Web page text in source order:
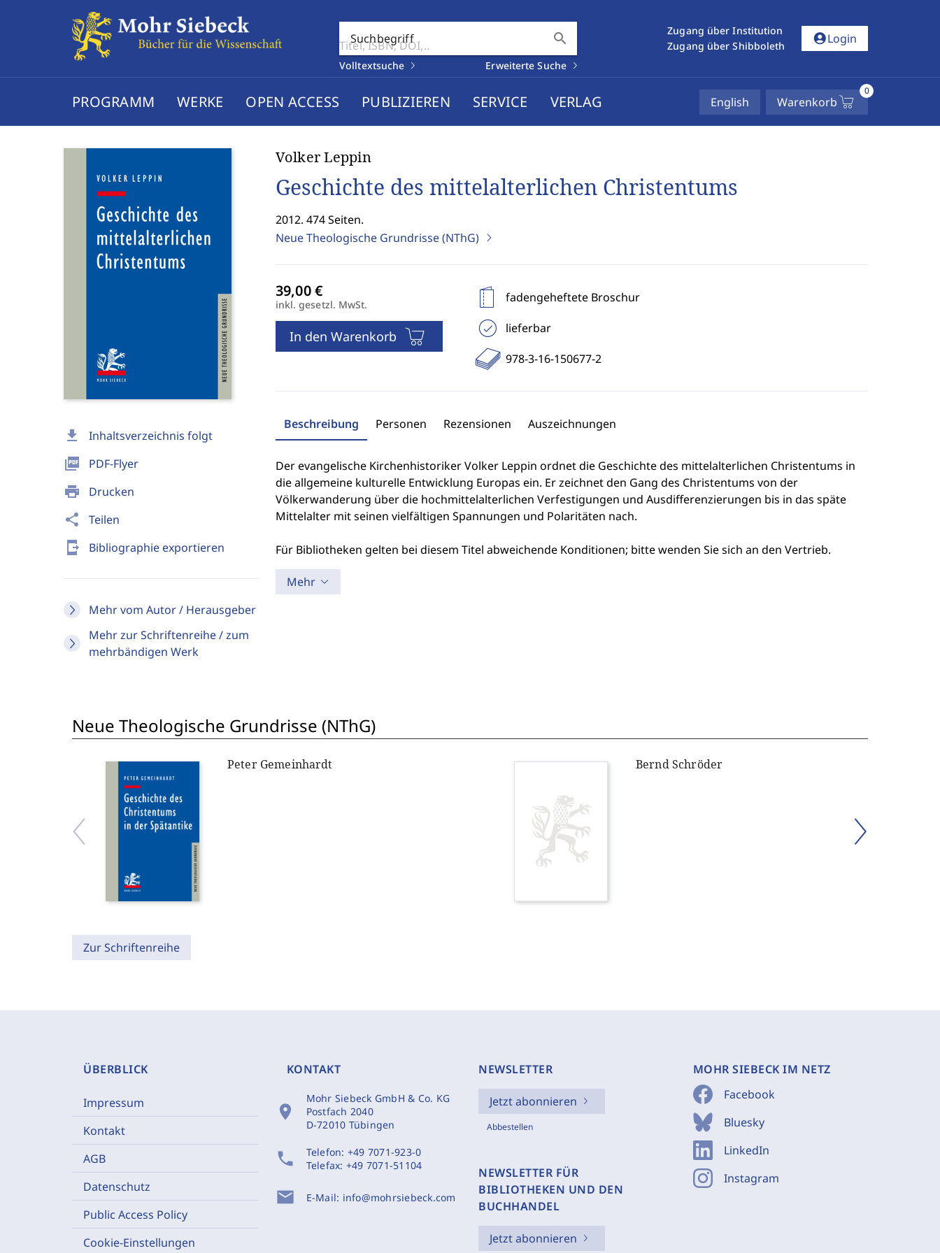
Suchbegriff search
Volltextsuche Erweiterte Suche
Zugang über Institution
Zugang über Shibboleth
account_circleLogin
PROGRAMM WERKE OPEN ACCESS PUBLIZIEREN SERVICE VERLAG English Warenkorb
0
download Inhaltsverzeichnis folgt
picture_as_pdf PDF-Flyer
print Drucken
share Teilen
send_to_mobile Bibliographie exportieren
Mehr vom Autor / Herausgeber
Mehr zur Schriftenreihe / zum
mehrbändigen Werk
Volker Leppin
Geschichte des mittelalterlichen Christentums
2012. 474 Seiten.
Neue Theologische Grundrisse (NThG)
inkl. gesetzl. MwSt.
In den Warenkorb
fadengeheftete Broschur
lieferbar
978-3-16-150677-2
Beschreibung Personen Rezensionen Auszeichnungen
Der evangelische Kirchenhistoriker Volker Leppin ordnet die Geschichte des mittelalterlichen Christentums in
die allgemeine kulturelle Entwicklung Europas ein. Er zeichnet den Gang des Christentums von der
Völkerwanderung über die hochmittelalterlichen Verfestigungen und Ausdifferenzierungen bis in das späte
Mittelalter mit seinen vielfältigen Spannungen und Polaritäten nach.
Für Bibliotheken gelten bei diesem Titel abweichende Konditionen; bitte wenden Sie sich an den Vertrieb.
Mehr
Neue Theologische Grundrisse (NThG)
Peter Gemeinhardt Bernd Schröder
Zur Schriftenreihe
ÜBERBLICK
Impressum
Kontakt
AGB
Datenschutz
Public Access Policy
Cookie-Einstellungen
KONTAKT
location_on
Mohr Siebeck GmbH & Co. KG
Postfach 2040
D-72010 Tübingen
phone Telefon: +49 7071-923-0
Telefax: +49 7071-51104
mail E-Mail: info@mohrsiebeck.com
NEWSLETTER
Jetzt abonnieren
Abbestellen
NEWSLETTER FÜR
BIBLIOTHEKEN UND DEN
BUCHHANDEL
Jetzt abonnieren
MOHR SIEBECK IM NETZ
Facebook
Bluesky
LinkedIn
Instagram